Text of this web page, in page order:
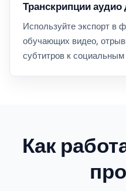
Транскрипции аудио
Используйте экспорт в
обучающих видео,
субтитров к социальным
Как